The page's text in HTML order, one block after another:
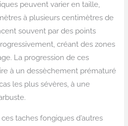
peuvent varier en taille,
à plusieurs centimètres de
souvent par des points
créant des zones
La progression de ces
à un dessèchement prématuré
les plus sévères, à une
taches fongiques d’autres